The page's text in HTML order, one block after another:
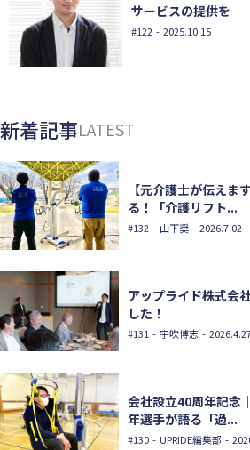
サービスの提供を
#122 - 2025.10.15
新着記事LATEST
【元介護士が伝えま
る！「介護リフト...
#132 - 山下奨 - 2026.7.02
アップライド株式会
した！
#131 - 宇吹博志 -
会社設立40周年記念
年選手が語る「過...
#130 - UPRIDE編集部 -